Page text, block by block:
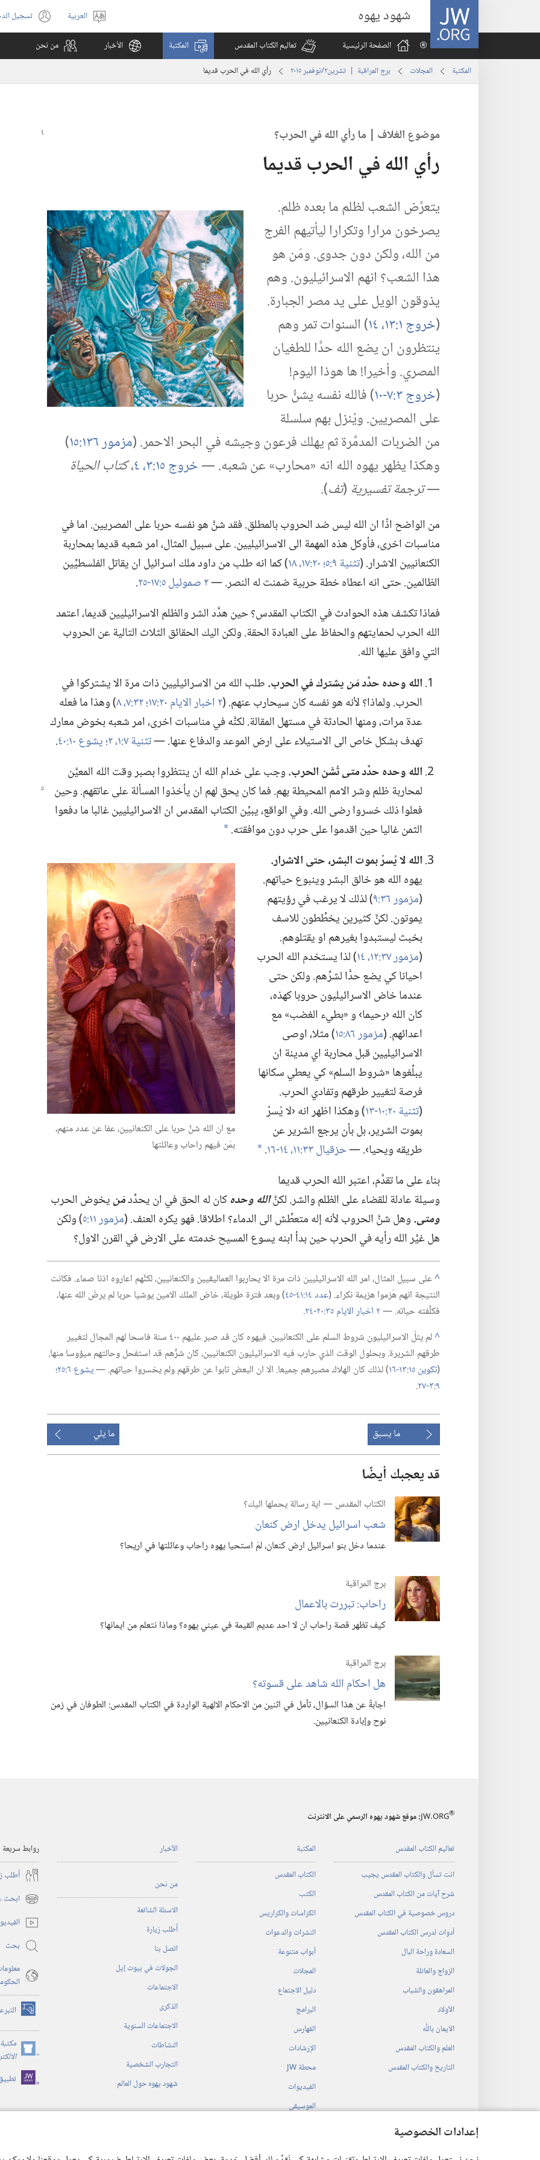
إعدادات الخصوصية
JW.ORG شهود يهوه
اختر
اللغة
العربية تسجيل(يفتح
نافذة
الصفحة الرئيسية
تعاليم الكتاب المقدس المكتبة الأخبار من نحن
المكتبة المجلات برج المراقبة | ‏‎تشرين٢/نوفمبر‏ ‏‎٢٠١٥‏ رأي الله في الحرب قديما
موضوع الغلاف | ما رأي اللهفيالحرب؟‏
رأي الله في الحرب قديما
يتعرَّض الشعب لظلم ما بعده ظلم.‏
يصرخون مرارا وتكرارا ليأتيهم الفرج
من الله،‏ ولكن دون جدوى.‏ ومَن هو
هذا الشعب؟‏ انهم الاسرائيليون.‏ وهم
يذوقون الويل على يد مصر الجبارة.‏
(‏خروج ١:‏١٣،‏ ١٤
‏)‏ السنوات تمر وهم
ينتظرون ان يضع الله حدًّا للطغيان
المصري.‏ وأخيرا!‏ ها هوذا اليوم!‏
(‏خروج ٣:‏٧-‏١٠
‏)‏ فالله نفسه يشنُّ حربا
على المصريين.‏ ويُنزل بهم سلسلة
من الضربات المدمِّرة ثم يهلك فرعون وجيشه في البحر الاحمر.‏ (‏مزمور ١٣٦:‏١٥
‏)‏
وهكذا يظهر يهوه الله انه «محارب» عن شعبه.‏ —‏خروج ١٥:‏٣،‏ ٤ ‏،‏كتاب الحياة
—‏ ترجمة تفسيرية ‏(‏تف‏)‏.‏
من الواضح اذًا ان الله ليس ضد الحروب بالمطلق.‏ فقد شنَّ هو نفسه حربا على المصريين.‏ اما في
مناسبات اخرى،‏ فأوكل هذه المهمة الى الاسرائيليين.‏ على سبيل المثال،‏ امر شعبه قديما بمحاربة
الكنعانيين الاشرار.‏ (‏تثنية ٩:‏٥؛‏
‏)‏ كما انه طلب من داود ملك اسرائيل ان يقاتل الفلسطيِّين
الظالمين.‏ حتى انه اعطاه خطة حربية ضمنت له النصر.‏ —‏٢ صموئيل ٥:‏١٧-‏٢٥
‏.‏
فماذا تكشف هذه الحوادث في الكتاب المقدس؟‏ حين هدَّد الشر والظلم الاسرائيليين قديما،‏ اعتمد
الله الحرب لحمايتهم والحفاظ على العبادة الحقة.‏ ولكن اليك الحقائق الثلاث التالية عن الحروب
التي وافق عليها الله.‏
الله وحده حدَّدمَنيشتركفيالحرب.‏طلب الله من الاسرائيليين ذات مرة الا يشتركوا في
الحرب.‏ ولماذا؟‏ لأنه هو نفسه كان سيحارب عنهم.‏ (‏٢ اخبار الايام ٢٠:‏١٧؛‏
‏)‏ وهذا ما فعله
عدة مرات،‏ ومنها الحادثة في مستهل المقالة.‏ لكنَّه في مناسبات اخرى،‏ امر شعبه بخوض معارك
تهدف بشكل خاص الى الاستيلاء على ارض الموعد والدفاع عنها.‏ —‏تثنية ٧:‏١،‏ ٢؛‏ يشوع ١٠:‏٤٠
‏.‏
الله وحده حدَّدمتىتُشَن الحرب.‏وجب على خدام الله ان ينتظروا بصبر وقت الله المعيَّن
لمحاربةظلم وشر الامم المحيطة بهم.‏ فما كان يحق لهم ان يأخذوا المسألة على عاتقهم.‏ وحين
فعلوا ذلك خسروا رضى الله.‏ وفي الواقع،‏ يبيِّن الكتاب المقدس ان الاسرائيليين غالبا ما دفعوا
الثمن غاليا حين اقدموا على حرب دون موافقته.‏ *
مع ان الله شنَّ حربا على الكنعانيين،‏ عفا عن عدد منهم،‏
بمَن فيهم راحاب وعائلتها
اللهلايُسرّ بموت البشر،‏ حتى الاشرار.‏
يهوه الله هو خالق البشر وينبوع حياتهم.‏
(‏مزمور ٣٦:‏٩
‏)‏ لذلك لا يرغب في رؤيتهم
يموتون.‏ لكنَّ كثيرين يخطِّطون للاسف
بخبث ليستبدوا بغيرهم او يقتلوهم.‏
(‏مزمور ٣٧:‏١٢،‏ ١٤ ‏)‏ لذا يستخدم الله الحرب
احيانا كي يضع حدًّا لشرِّهم.‏ ولكن حتى
عندما خاض الاسرائيليون حروبا كهذه،‏
كان الله ‹رحيما› و «بطيء الغضب» مع
اعدائهم.‏ (‏مزمور ٨٦:‏١٥
‏)‏ مثلا،‏ اوصى
الاسرائيليين قبل محاربة اي مدينة ان
يبلِّغوها «شروط السلم» كي يعطي سكانها
فرصة لتغيير طرقهم وتفادي الحرب.‏
(‏تثنية ٢٠:‏١٠-‏١٣
‏)‏ وهكذا اظهر انه ‹لا يُسرّ
بموت الشرير،‏ بل بأن يرجع الشرير عن
طريقه ويحيا›.‏ —‏حزقيال ٣٣:‏١١،‏ ١٤-‏١٦ ‏.‏
*
بناء على ما تقدَّم،‏ اعتبر الله الحرب قديما
وسيلة عادلة للقضاء على الظلم والشر.‏ لكنَّالله وحدهكان له الحق في ان يحدِّدمَنيخوض الحرب
ومتى.‏وهل شنَّ الحروب لأنه إله متعطِّش الى الدماء؟‏ اطلاقا.‏ فهو يكره العنف.‏ (‏مزمور ١١:‏٥
‏)‏ ولكن
هل غيَّر الله رأيه في الحرب حين بدأ ابنه يسوع المسيح خدمته على الارض في القرن الاول؟‏
^على سبيل المثال،‏ امر الله الاسرائيليين ذات مرة الا يحاربوا العماليقيين والكنعانيين،‏ لكنَّهم اعاروه اذنا صماء.‏ فكانت
النتيجة انهم هُزموا هزيمة نكراء.‏ (‏عدد ١٤:‏٤١-‏٤٥
‏)‏ وبعد فترة طويلة،‏ خاض الملك الامين يوشيا حربا لم يرضَ الله عنها،‏
فكلَّفته حياته.‏ —‏٢ اخبار الايام ٣٥:‏٢٠-‏٢٤
‏.‏
^
لم يتلُ الاسرائيليون شروط السلم على الكنعانيين.‏ فيهوه كان قد صبر عليهم ٤٠٠ سنة فاسحا لهم المجال لتغيير
طرقهم الشريرة.‏ وبحلول الوقت الذي حارب فيه الاسرائيليون الكنعانيين،‏ كان شرُّهم قد استفحل وحالتهم ميؤوسا منها.‏
(‏تكوين ١٥:‏١٣-‏١٦ ‏)‏ لذلك كان الهلاك مصيرهم جميعا.‏ الا ان البعض تابوا عن طرقهم ولم يخسروا حياتهم.‏ —‏يشوع ٦:‏٢٥؛‏
٩:‏٣-‏٢٧
‏.‏
ما يسبق ما يلي
قد يعجبك أيضًا
الكتاب المقدس —‏ اية رسالة يحملها اليك؟‏
شعب اسرائيل يدخل ارض كنعان
عندما دخل بنو اسرائيل ارض كنعان،‏ لمَ استحيا يهوه راحاب وعائلتها في اريحا؟‏
برج المراقبة
راحاب:‏ تبررت بالاعمال
كيف تظهر قصة راحاب ان لا احد عديم القيمة في عيني يهوه؟‏ وماذا نتعلم من ايمانها؟‏
برج المراقبة
هل احكام الله شاهد على قسوته؟‏
اجابةً عن هذا السؤال،‏ تأمل في اثنين من الاحكام الالهية الواردة في الكتاب المقدس:‏ الطوفان في زمن
نوح وإبادة الكنعانيين.‏
JW.ORG® :‏ موقع شهود يهوه الرسمي على الانترنت
تعاليم الكتاب المقدس
انت تسأل والكتاب المقدس يجيب
شرح آيات من الكتاب المقدس
دروس خصوصية في الكتاب المقدس
أدوات لدرس الكتاب المقدس
السعادة وراحة البال
الزواج والعائلة
المراهقون والشباب
الأولاد
الايمان باللّٰه
العلم والكتاب المقدس
التاريخ والكتاب المقدس
المكتبة
الكتاب المقدس
الكتب
الكراسات والكراريس
النشرات والدعوات
أبواب متنوعة
المجلات
دليل الاجتماع
البرامج
الفهارس
الإرشادات
محطة‏ ‏JW
الفيديوات
الموسيقى
الأخبار
من نحن
الاسئلة الشائعة
أُطلب زيارة
اتصل بنا
الجولات في بيوت إيل
الاجتماعات
الذكرى
الاجتماعات السنوية
النشاطات
التجارب الشخصية
شهود يهوه حول العالم
روابط سريعة
أُطلب
ابحث (يفتح
نافذة
جديدة)
بحث
(يفتح
نافذة
جديدة)
(يفتح
نافذة
جديدة)